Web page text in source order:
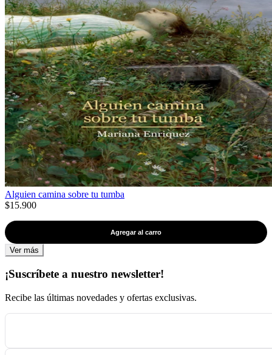
Alguien camina sobre tu tumba
$15.900
Agregar al carro
Ver más
¡Suscríbete a nuestro newsletter!
Recibe las últimas novedades y ofertas exclusivas.